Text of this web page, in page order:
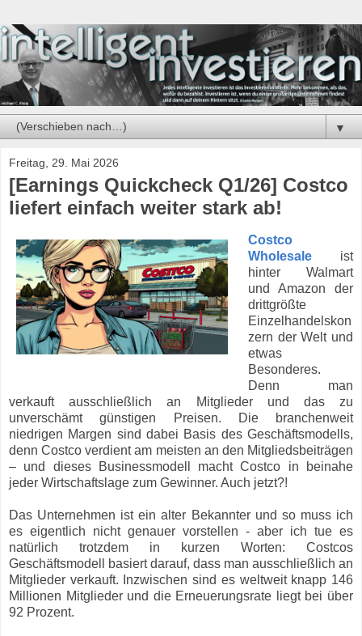
▼
Freitag, 29. Mai 2026
[Earnings Quickcheck Q1/26] Costco
liefert einfach weiter stark ab!
Costco
Wholesaleist
hinter Walmart
und Amazon der
drittgrößte
Einzelhandelskon
zern der Welt und
etwas
Besonderes.
Denn man
verkauft ausschließlich an Mitglieder und das zu
unverschämt günstigen Preisen. Die branchenweit
niedrigen Margen sind dabei Basis des Geschäftsmodells,
denn Costco verdient am meisten an den Mitgliedsbeiträgen
– und dieses Businessmodell macht Costco in beinahe
jeder Wirtschaftslage zum Gewinner. Auch jetzt?!
Das Unternehmen ist ein alter Bekannter und so muss ich
es eigentlich nicht genauer vorstellen - aber ich tue es
natürlich trotzdem in kurzen Worten: Costcos
Geschäftsmodell basiert darauf, dass man ausschließlich an
Mitglieder verkauft. Inzwischen sind es weltweit knapp 146
Millionen Mitglieder und die Erneuerungsrate liegt bei über
92 Prozent.